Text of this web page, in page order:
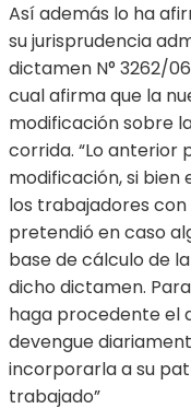
Así además lo ha
su jurisprudencia
dictamen N° 3262/
cual afirma que la
modificación sobre
corrida. “Lo anterior
modificación, si bien
los trabajadores
pretendió en caso
base de cálculo de
dicho dictamen.
haga procedente el
devengue
incorporarla a su
trabajado”